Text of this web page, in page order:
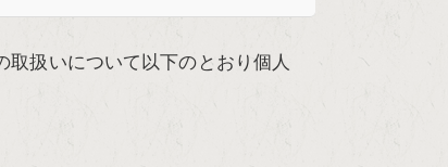
扱いについて以下のとおり個人